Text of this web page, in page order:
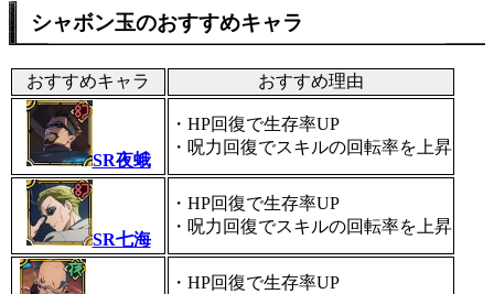
シャボン玉のおすすめキャラ
おすすめキャラ おすすめ理由
SR夜蛾
・HP回復で生存率UP
・呪力回復でスキルの回転率を上昇
SR七海
・HP回復で生存率UP
・呪力回復でスキルの回転率を上昇
・HP回復で生存率UP